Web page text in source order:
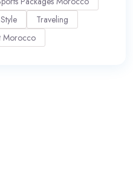
Style
Traveling
Morocco